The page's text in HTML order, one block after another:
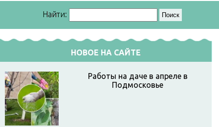
Найти:
НОВОЕ НА САЙТЕ
Работы на даче в апреле в
Подмосковье